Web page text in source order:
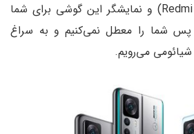
های ردمی کا 60 (Redmi K60) و نمایشگر این گوشی برای شما
پس شما را معطل نمی‌کنیم و به سراغ
می‌رویم.